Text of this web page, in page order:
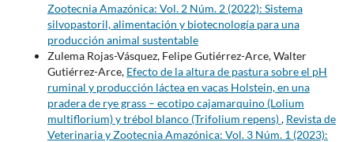
Zootecnia Amazónica: Vol. 2 Núm. 2 (2022): Sistema
silvopastoril, alimentación y biotecnología para una
producción animal sustentable
Zulema Rojas-Vásquez, Felipe Gutiérrez-Arce, Walter
Gutiérrez-Arce, Efecto de la altura de pastura sobre el pH
ruminal y producción láctea en vacas Holstein, en una
pradera de rye grass – ecotipo cajamarquino (Lolium
multiflorium) y trébol blanco (Trifolium repens), Revista de
Veterinaria y Zootecnia Amazónica: Vol. 3 Núm. 1 (2023):